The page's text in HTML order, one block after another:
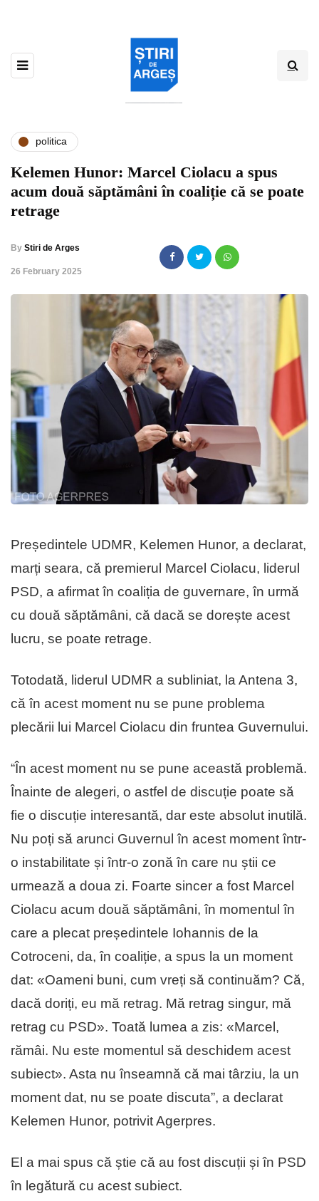
politica
Kelemen Hunor: Marcel Ciolacu a spus
acum două săptămâni în coaliție că se poate
retrage
By Stiri de Arges
,26 February 2025
Președintele UDMR, Kelemen Hunor, a declarat,
marți seara, că premierul Marcel Ciolacu, liderul
PSD, a afirmat în coaliția de guvernare, în urmă
cu două săptămâni, că dacă se dorește acest
lucru, se poate retrage.
Totodată, liderul UDMR a subliniat, la Antena 3,
că în acest moment nu se pune problema
plecării lui Marcel Ciolacu din fruntea Guvernului.
“În acest moment nu se pune această problemă.
Înainte de alegeri, o astfel de discuție poate să
fie o discuție interesantă, dar este absolut inutilă.
Nu poți să arunci Guvernul în acest moment într-
o instabilitate și într-o zonă în care nu știi ce
urmează a doua zi. Foarte sincer a fost Marcel
Ciolacu acum două săptămâni, în momentul în
care a plecat președintele Iohannis de la
Cotroceni, da, în coaliție, a spus la un moment
dat: «Oameni buni, cum vreți să continuăm? Că,
dacă doriți, eu mă retrag. Mă retrag singur, mă
retrag cu PSD». Toată lumea a zis: «Marcel,
rămâi. Nu este momentul să deschidem acest
subiect». Asta nu înseamnă că mai târziu, la un
moment dat, nu se poate discuta”, a declarat
Kelemen Hunor, potrivit Agerpres.
El a mai spus că știe că au fost discuții și în PSD
în legătură cu acest subiect.